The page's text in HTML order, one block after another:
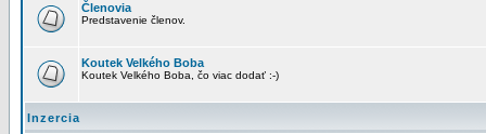
Členovia
Predstavenie členov.
Koutek Velkého Boba
Koutek Velkého Boba, čo viac dodať :-)
Inzercia